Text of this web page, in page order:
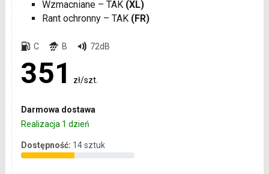
Wzmacniane – TAK (XL)
Rant ochronny – TAK (FR)
C B 72dB
351 zł/szt.
Darmowa dostawa
Realizacja 1 dzień
Dostępność: 14 sztuk